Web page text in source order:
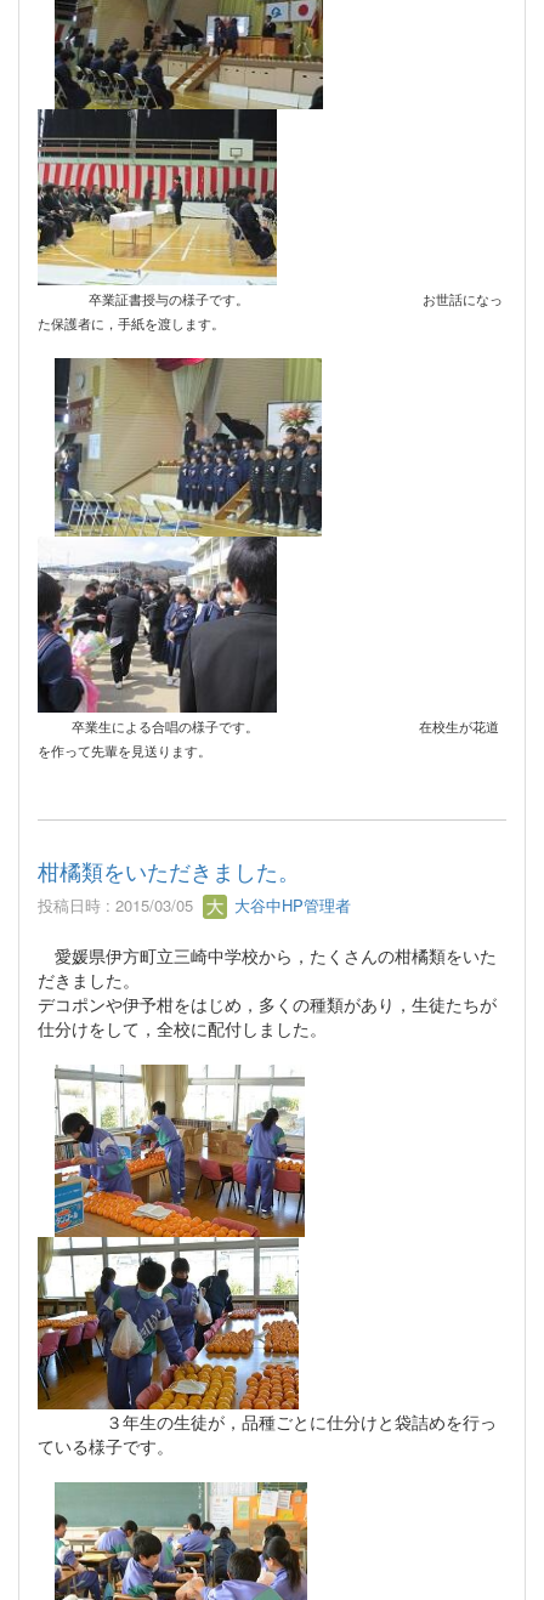
卒業証書授与の様子です。 お世話になっ
た保護者に，手紙を渡します。
卒業生による合唱の様子です。 在校生が花道
を作って先輩を見送ります。
柑橘類をいただきました。
投稿日時 : 2015/03/05 大谷中HP管理者
愛媛県伊方町立三崎中学校から，たくさんの柑橘類をいた
だきました。
デコポンや伊予柑をはじめ，多くの種類があり，生徒たちが
仕分けをして，全校に配付しました。
３年生の生徒が，品種ごとに仕分けと袋詰めを行っ
ている様子です。